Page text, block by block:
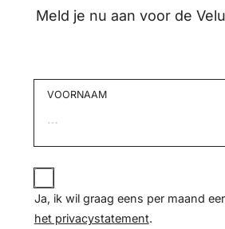
Meld je nu aan voor de
VOORNAAM
JA,
IK
WIL
GRAAG
Ja, ik wil graag eens per maand
het privacystatement.